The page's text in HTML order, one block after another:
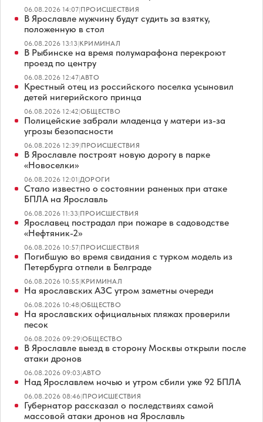
06.08.2026 14:07|ПРОИСШЕСТВИЯ
В Ярославле мужчину будут судить за взятку,
положенную в стол
06.08.2026 13:13|КРИМИНАЛ
В Рыбинске на время полумарафона перекроют
проезд по центру
06.08.2026 12:47|АВТО
Крестный отец из российского поселка усыновил
детей нигерийского принца
06.08.2026 12:42|ОБЩЕСТВО
Полицейские забрали младенца у матери из-за
угрозы безопасности
06.08.2026 12:39|ПРОИСШЕСТВИЯ
В Ярославле построят новую дорогу в парке
«Новоселки»
06.08.2026 12:01|ДОРОГИ
Стало известно о состоянии раненых при атаке
БПЛА на Ярославль
06.08.2026 11:33|ПРОИСШЕСТВИЯ
Ярославец пострадал при пожаре в садоводстве
«Нефтяник-2»
06.08.2026 10:57|ПРОИСШЕСТВИЯ
Погибшую во время свидания с турком модель из
Петербурга отпели в Белграде
06.08.2026 10:55|КРИМИНАЛ
На ярославских АЗС утром заметны очереди
06.08.2026 10:48|ОБЩЕСТВО
На ярославских официальных пляжах проверили
песок
06.08.2026 09:29|ОБЩЕСТВО
В Ярославле выезд в сторону Москвы открыли после
атаки дронов
06.08.2026 09:03|АВТО
Над Ярославлем ночью и утром сбили уже 92 БПЛА
06.08.2026 08:46|ПРОИСШЕСТВИЯ
Губернатор рассказал о последствиях самой
массовой атаки дронов на Ярославль